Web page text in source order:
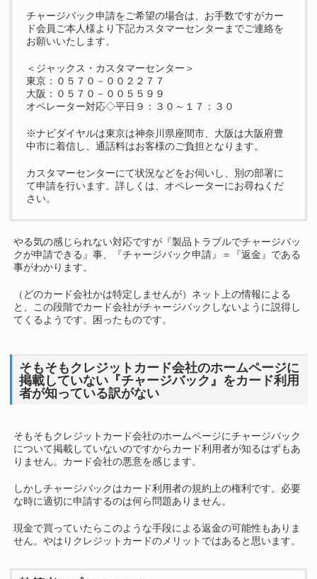
チャージバック申請をご希望の場合は、お手数ですがカー
ド会員ご本人様より下記カスタマーセンターまでご連絡を
お願いいたします。
＜ジャックス・カスタマーセンター＞
東京：０５７０－００２２７７
大阪：０５７０－００５５９９
オペレーター対応◇平日９：３０～１７：３０
※ナビダイヤルは東京は神奈川県座間市、大阪は大阪府豊
中市に着信し、通話料はお客様のご負担となります。
カスタマーセンターにて状況などをお伺いし、別の部署に
て申請を行います。詳しくは、オペレーターにお尋ねくだ
さい。
やる気の感じられない対応ですが『製品トラブルでチャージバッ
クが申請できる』事、『チャージバック申請』＝『返金』である
事がわかります。
（どのカード会社かは特定しませんが）ネット上の情報による
と、この段階でカード会社がチャージバックしないように説得し
てくるようです。困ったものです。
そもそもクレジットカード会社のホームページに
掲載していない『チャージバック』をカード利用
者が知っている訳がない
そもそもクレジットカード会社のホームページにチャージバック
について掲載していないのですからカード利用者が知るはずもあ
りません。カード会社の悪意を感じます。
しかしチャージバックはカード利用者の規約上の権利です。必要
な時に適切に申請するのは何ら問題ありません。
現金で買っていたらこのような手段による返金の可能性もありま
せん。やはりクレジットカードのメリットではあると思います。